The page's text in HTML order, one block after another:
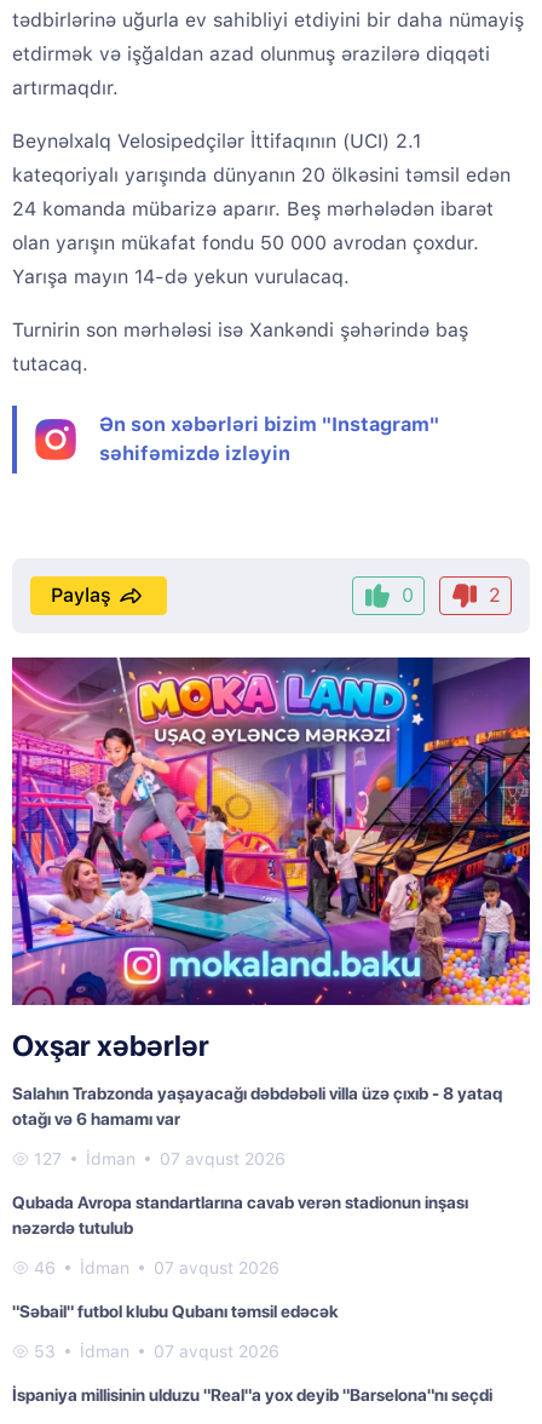
tədbirlərinə uğurla ev sahibliyi etdiyini bir daha nümayiş
etdirmək və işğaldan azad olunmuş ərazilərə diqqəti
artırmaqdır.
Beynəlxalq Velosipedçilər İttifaqının (UCI) 2.1
kateqoriyalı yarışında dünyanın 20 ölkəsini təmsil edən
24 komanda mübarizə aparır. Beş mərhələdən ibarət
olan yarışın mükafat fondu 50 000 avrodan çoxdur.
Yarışa mayın 14-də yekun vurulacaq.
Turnirin son mərhələsi isə Xankəndi şəhərində baş
tutacaq.
Ən son xəbərləri bizim "Instagram"
səhifəmizdə izləyin
0 2
Paylaş
Oxşar xəbərlər
Salahın Trabzonda yaşayacağı dəbdəbəli villa üzə çıxıb - 8 yataq
otağı və 6 hamamı var
127 İdman 07 avqust 2026
Qubada Avropa standartlarına cavab verən stadionun inşası
nəzərdə tutulub
46 İdman 07 avqust 2026
"Səbail" futbol klubu Qubanı təmsil edəcək
53 İdman 07 avqust 2026
İspaniya millisinin ulduzu "Real"a yox deyib "Barselona"nı seçdi